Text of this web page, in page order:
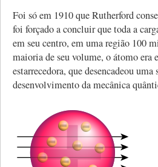
Foi só em 1910 que Rutherford
foi forçado a concluir que toda a
em seu centro, em uma região 100
maioria de seu volume, o átomo era
estarrecedora, que desencadeou
desenvolvimento da mecânica